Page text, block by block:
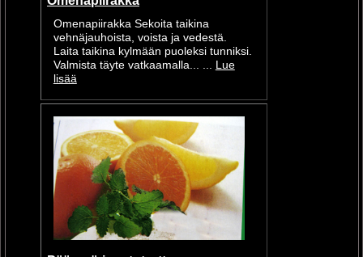
Omenapiirakka Sekoita taikina
vehnäjauhoista, voista ja vedestä.
Laita taikina kylmään puoleksi tunniksi.
Valmista täyte vatkaamalla... ... Lue
lisää